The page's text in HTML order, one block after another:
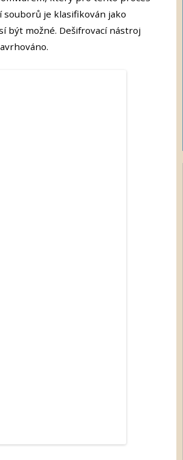
souborů je klasifikován jako
být možné. Dešifrovací nástroj